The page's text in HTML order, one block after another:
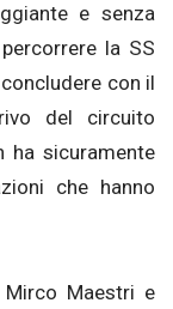
e senza
la SS
con il
del circuito
ha sicuramente
che hanno
Mirco Maestri e